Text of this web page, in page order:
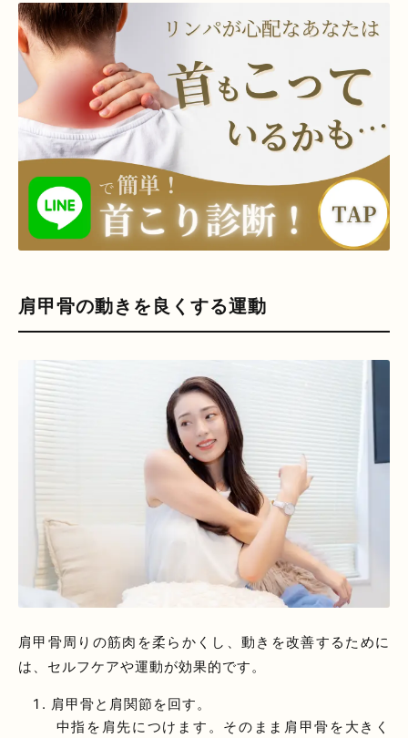
肩甲骨の動きを良くする運動
肩甲骨周りの筋肉を柔らかくし、動きを改善するために
は、セルフケアや運動が効果的です。
肩甲骨と肩関節を回す。
中指を肩先につけます。そのまま肩甲骨を大きく